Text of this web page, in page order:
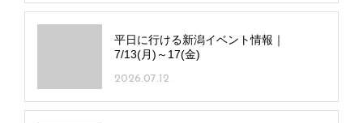
平日に行ける新潟イベント情報｜
7/13(月)～17(金)
2026.07.12